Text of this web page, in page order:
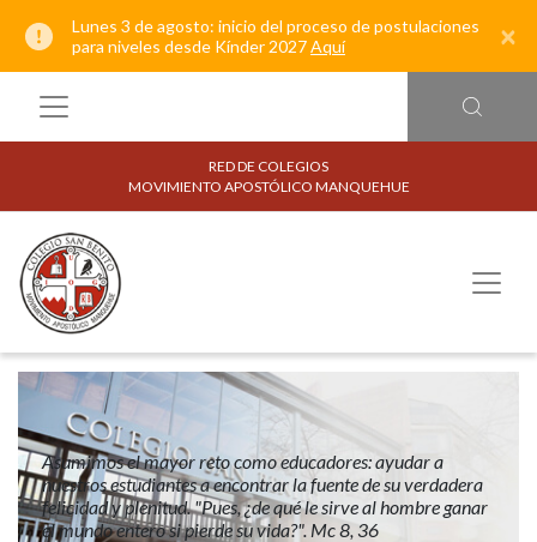
Lunes 3 de agosto: inicio del proceso de postulaciones
para niveles desde Kínder 2027Aquí ×
RED DE COLEGIOS
MOVIMIENTO APOSTÓLICO MANQUEHUE
Asumimos el mayor reto como educadores: ayudar a
nuestros estudiantes a encontrar la fuente de su verdadera
felicidad y plenitud. "Pues, ¿de qué le sirve al hombre ganar
el mundo entero si pierde su vida?". Mc 8, 36